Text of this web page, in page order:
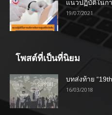
แนวปฏิบัติในก
19/07/2021
โพสต์ที่เป็นที่นิยม
บทส่งท้าย
16/03/2018